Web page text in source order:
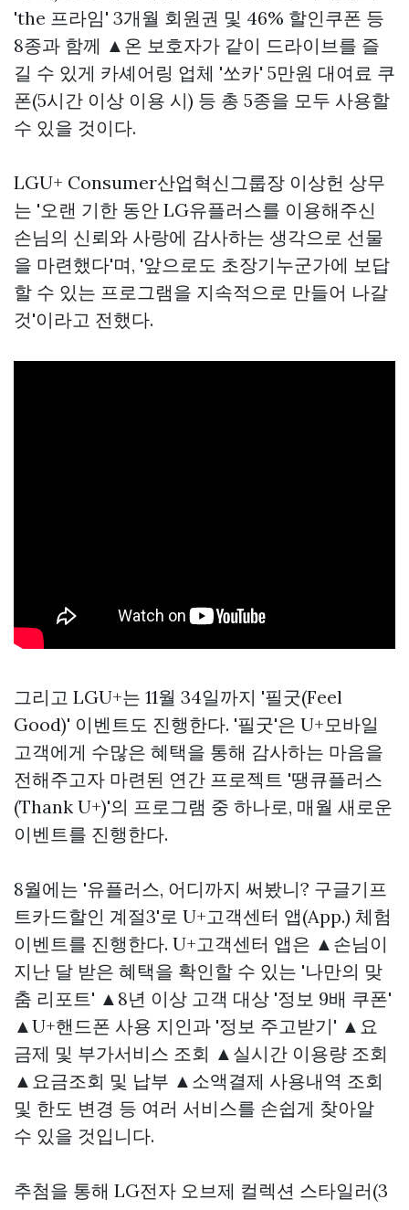
'the 프라임' 3개월 회원권 및 46% 할인쿠폰 등
8종과 함께 ▲온 보호자가 같이 드라이브를 즐
길 수 있게 카셰어링 업체 '쏘카' 5만원 대여료 쿠
폰(5시간 이상 이용 시) 등 총 5종을 모두 사용할
수 있을 것이다.
LGU+ Consumer산업혁신그룹장 이상헌 상무
는 '오랜 기한 동안 LG유플러스를 이용해주신
손님의 신뢰와 사랑에 감사하는 생각으로 선물
을 마련했다'며, '앞으로도 초장기누군가에 보답
할 수 있는 프로그램을 지속적으로 만들어 나갈
것'이라고 전했다.
그리고 LGU+는 11월 34일까지 '필굿(Feel
Good)' 이벤트도 진행한다. '필굿'은 U+모바일
고객에게 수많은 혜택을 통해 감사하는 마음을
전해주고자 마련된 연간 프로젝트 '땡큐플러스
(Thank U+)'의 프로그램 중 하나로, 매월 새로운
이벤트를 진행한다.
8월에는 '유플러스, 어디까지 써봤니? 구글기프
트카드할인 계절3'로 U+고객센터 앱(App.) 체험
이벤트를 진행한다. U+고객센터 앱은 ▲손님이
지난 달 받은 혜택을 확인할 수 있는 '나만의 맞
춤 리포트' ▲8년 이상 고객 대상 '정보 9배 쿠폰'
▲U+핸드폰 사용 지인과 '정보 주고받기' ▲요
금제 및 부가서비스 조회 ▲실시간 이용량 조회
▲요금조회 및 납부 ▲소액결제 사용내역 조회
및 한도 변경 등 여러 서비스를 손쉽게 찾아알
수 있을 것입니다.
추첨을 통해 LG전자 오브제 컬렉션 스타일러(3